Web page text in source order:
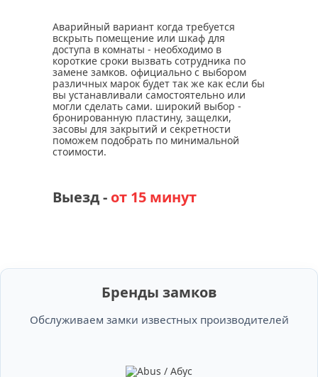
Аварийный вариант когда требуется
вскрыть помещение или шкаф для
доступа в комнаты - необходимо в
короткие сроки вызвать сотрудника по
замене замков. официально с выбором
различных марок будет так же как если бы
вы устанавливали самостоятельно или
могли сделать сами. широкий выбор -
бронированную пластину, защелки,
засовы для закрытий и секретности
поможем подобрать по минимальной
стоимости.
Выезд - от 15 минут
Бренды замков
Обслуживаем замки известных производителей